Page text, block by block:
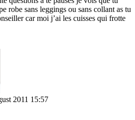
robe sans leggings ou sans collant as tu
car moi j’ai les cuisses qui frotte
2011 15:57